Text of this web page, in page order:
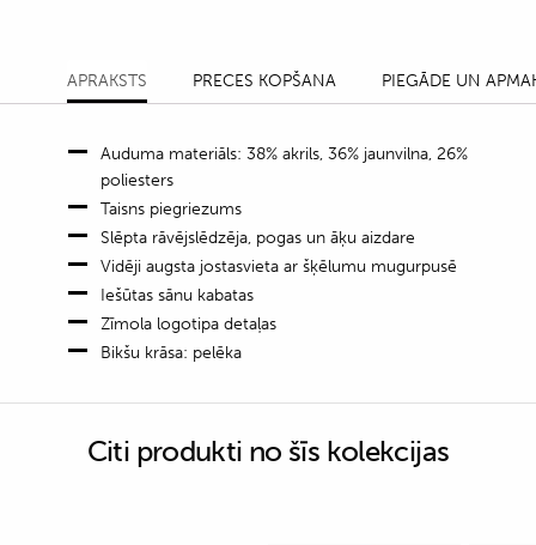
APRAKSTS PRECES KOPŠANA PIEGĀDE UN
Auduma materiāls: 38% akrils, 36% jaunvilna, 26%
poliesters
Taisns piegriezums
Slēpta rāvējslēdzēja, pogas un āķu aizdare
Vidēji augsta jostasvieta ar šķēlumu mugurpusē
Iešūtas sānu kabatas
Zīmola logotipa detaļas
Bikšu krāsa: pelēka
Citi produkti no šīs kolekcijas